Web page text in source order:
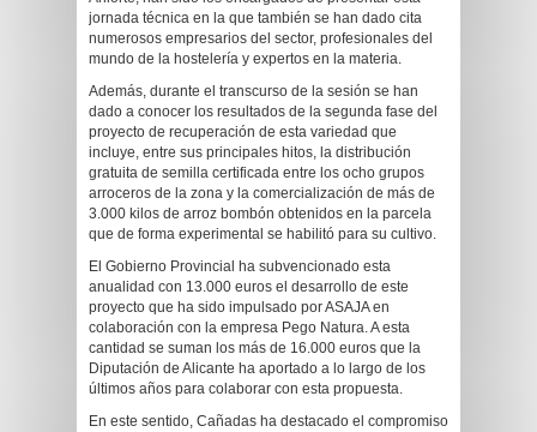
jornada técnica en la que también se han dado cita
numerosos empresarios del sector, profesionales del
mundo de la hostelería y expertos en la materia.
Además, durante el transcurso de la sesión se han
dado a conocer los resultados de la segunda fase del
proyecto de recuperación de esta variedad que
incluye, entre sus principales hitos, la distribución
gratuita de semilla certificada entre los ocho grupos
arroceros de la zona y la comercialización de más de
3.000 kilos de arroz bombón obtenidos en la parcela
que de forma experimental se habilitó para su cultivo.
El Gobierno Provincial ha subvencionado esta
anualidad con 13.000 euros el desarrollo de este
proyecto que ha sido impulsado por ASAJA en
colaboración con la empresa Pego Natura. A esta
cantidad se suman los más de 16.000 euros que la
Diputación de Alicante ha aportado a lo largo de los
últimos años para colaborar con esta propuesta.
En este sentido, Cañadas ha destacado el compromiso